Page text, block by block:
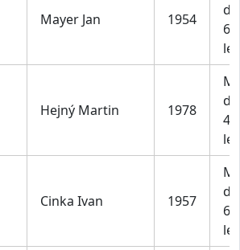
Mayer Jan 1954
do
69
let
Hejný Martin 1978
do
49
let
Cinka Ivan 1957
do
69
let